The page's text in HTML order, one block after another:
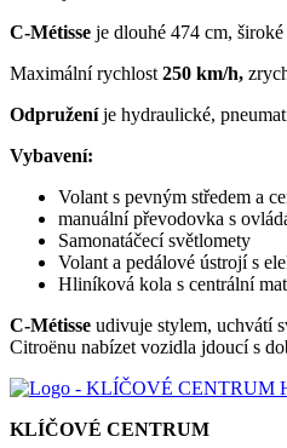
C-Métisse je dlouhé 474 cm,
Maximální rychlost 250 km/h,
Odpruženíje hydraulické,
Vybavení:
Volant s pevným středem a
manuální převodovka s
Samonatáčecí světlomety
Volant a pedálové ústrojí s
Hliníková kola s centrální
C-Métisse udivuje stylem, uchvátí
Citroënu nabízet vozidla jdoucí s
KLÍČOVÉ CENTRUM